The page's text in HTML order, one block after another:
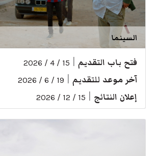
السينما
فتح باب التقديم 15 / 4 / 2026
آخر موعد للتقديم 19 / 6 / 2026
إعلان النتائج 15 / 12 / 2026